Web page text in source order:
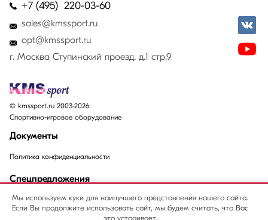
Мы используем куки для наилучшего представления нашего сайта.
Если Вы продолжите использовать сайт, мы будем считать, что Вас
+7 (495) 220-03-60
sales@kmssport.ru
opt@kmssport.ru
г. Москва Ступинский проезд, д.1 стр.9
© kmssport.ru 2003-2026
Спортивно-игровое оборудование
Документы
Политика конфиденциальности
Спецпредложения
Акции